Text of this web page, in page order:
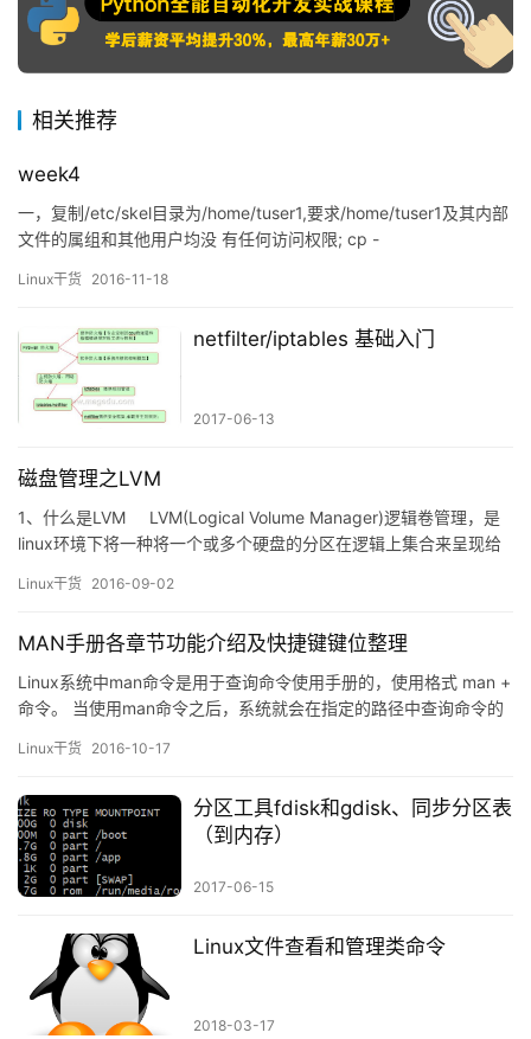
相关推荐
week4
一，复制/etc/skel目录为/home/tuser1,要求/home/tuser1及其内部
文件的属组和其他用户均没 有任何访问权限; cp -
辑/etc/group文件，添加组hado…
Linux干货 2016-11-18
netfilter/iptables 基础入门
2017-06-13
磁盘管理之LVM
1、什么是LVM LVM(Logical Volume Manager)逻辑卷管理，是
linux环境下将一种将一个或多个硬盘的分区在逻辑上集合来呈现给
很大的灵活性，使用LVM在一定程度上就可以解决普通磁盘分区带
Linux干货 2016-09-02
MAN手册各章节功能介绍及快捷键键位整理
Linux系统中man命令是用于查询命令使用手册的，使用格式 man +
命令。 当使用man命令之后，系统就会在指定的路径中查询命令的
者/etc/man.config文件中MANPATH中指定的路径 其
Linux干货 2016-10-17
分区工具fdisk和gdisk、同步分区表
（到内存）
2017-06-15
Linux文件查看和管理类命令
2018-03-17